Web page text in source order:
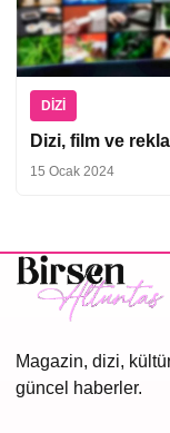
DIZI
Dizi, film ve
15 Ocak 2024
Magazin, dizi,
güncel haberler.